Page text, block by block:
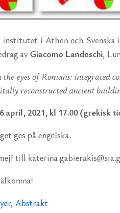
in­sti­tu­tet i Athen och
av Gi­acomo Lan­de­schi,
the eyes of Ro­mans:
re­con­struc­ted an­ci­ent
april, 2021, kl 17.00 (gre­kisk
ges på eng­els­ka.
till
, Ab­strakt